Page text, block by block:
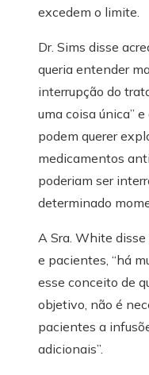
excedem o limite.
Dr. Sims disse
queria entender
interrupção do
uma coisa única”
podem querer
medicamentos
poderiam ser
determinado
A Sra. White
e pacientes, “há
esse conceito de
objetivo, não é
pacientes a
adicionais”.